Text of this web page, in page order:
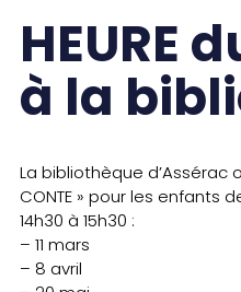
HEURE
à la
La bibliothèque d’Assérac
CONTE » pour les enfants
14h30 à 15h30 :
– 11 mars
– 8 avril